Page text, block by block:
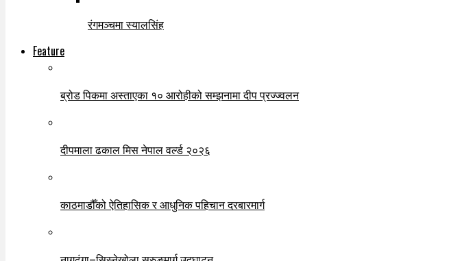
रंगमञ्चमा स्यालसिंह
Feature
ब्रोड पिकमा अस्ताएका १० आरोहीको सम्झनामा दीप प्रज्ज्वलन
दीपमाला ढकाल मिस नेपाल वर्ल्ड २०२६
काठमाडौँको ऐतिहासिक र आधुनिक पहिचान दरबारमार्ग